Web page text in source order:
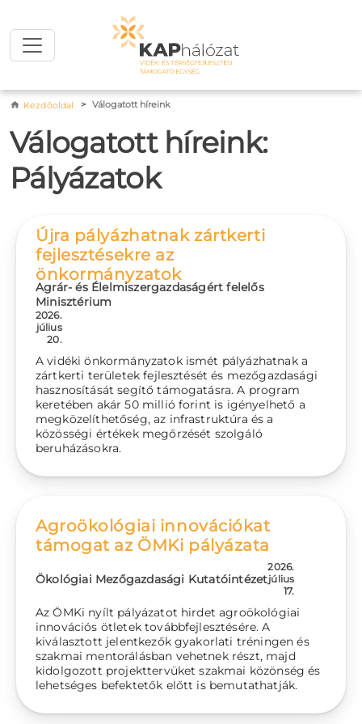
Morzsa
Kezdőoldal Válogatott híreink
Válogatott híreink:
Pályázatok
Újra pályázhatnak zártkerti
fejlesztésekre az
önkormányzatok
Agrár- és Élelmiszergazdaságért felelős
Minisztérium
2026.
július
20.
A vidéki önkormányzatok ismét pályázhatnak a
zártkerti területek fejlesztését és mezőgazdasági
hasznosítását segítő támogatásra. A program
keretében akár 50 millió forint is igényelhető a
megközelíthetőség, az infrastruktúra és a
közösségi értékek megőrzését szolgáló
beruházásokra.
Agroökológiai innovációkat
támogat az ÖMKi pályázata
Ökológiai Mezőgazdasági Kutatóintézet
2026.
július
17.
Az ÖMKi nyílt pályázatot hirdet agroökológiai
innovációs ötletek továbbfejlesztésére. A
kiválasztott jelentkezők gyakorlati tréningen és
szakmai mentorálásban vehetnek részt, majd
kidolgozott projekttervüket szakmai közönség és
lehetséges befektetők előtt is bemutathatják.